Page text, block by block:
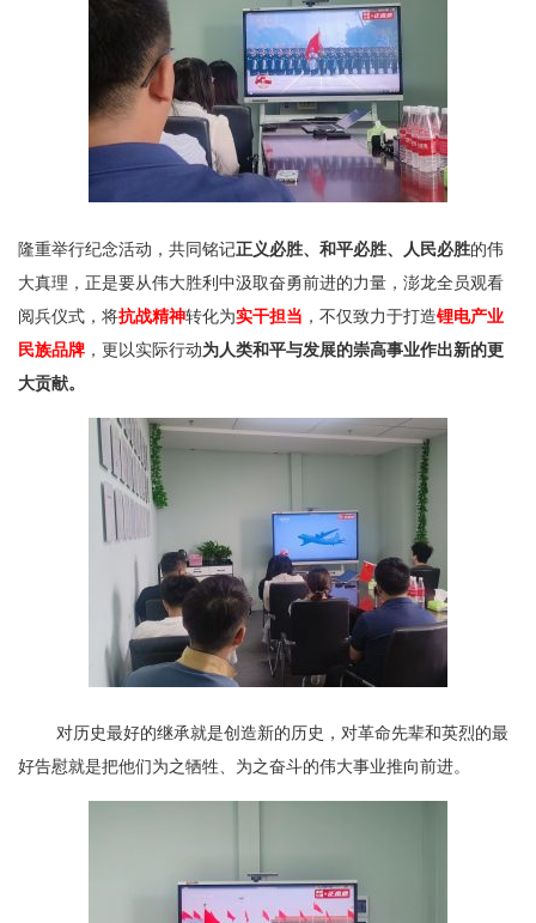
隆重举行纪念活动，共同铭记正义必胜、和平必胜、人民必胜的伟
大真理，正是要从伟大胜利中汲取奋勇前进的力量，澎龙全员观看
阅兵仪式，将抗战精神转化为实干担当 ，不仅致力于打造锂电产业
民族品牌 ，更以实际行动为人类和平与发展的崇高事业作出新的更
大贡献。
对历史最好的继承就是创造新的历史，对革命先辈和英烈的最
好告慰就是把他们为之牺牲、为之奋斗的伟大事业推向前进。